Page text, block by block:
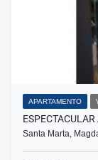
APARTAMENTO
Santa Marta,